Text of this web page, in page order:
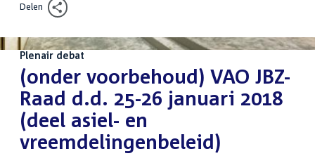
Delen
Plenair debat
:(onder voorbehoud) VAO JBZ-
Raad d.d. 25-26 januari 2018
(deel asiel- en
vreemdelingenbeleid)